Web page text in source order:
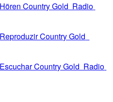
Hören Country Gold  Radio
Reproduzir Country Gold
Escuchar Country Gold  Radio